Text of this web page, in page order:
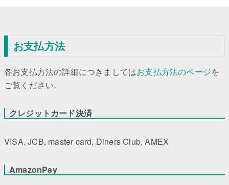
お支払方法
各お支払方法の詳細につきましてはお支払方法のページを
ご覧ください。
クレジットカード決済
VISA, JCB, master card, Diners Club, AMEX
AmazonPay